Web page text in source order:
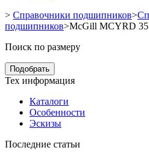
> Справочники подшипников>
подшипников>McGill MCYRD 35
Поиск по размеру
Подобрать
Тех информация
Каталоги
Особенности
Эскизы
Последние статьи